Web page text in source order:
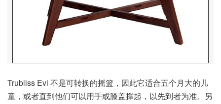
Trubliss Evi 不是可转换的摇篮，因此它适合五个月大的儿
童，或者直到他们可以用手或膝盖撑起，以先到者为准。另